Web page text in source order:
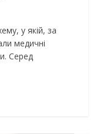
у якій, за
медичні
Серед